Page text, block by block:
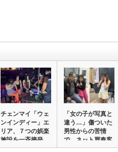
チェンマイ「ウェ
ンインディー」エ
リア、７つの娯楽
施設を一斉摘発。
…
「女の子が写真と
違う…」傷ついた
男性からの苦情
で、ネット買春客
募…